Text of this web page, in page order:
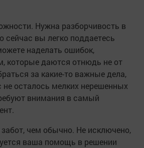
Нужна разборчивость в
сейчас вы легко поддаетесь
наделать ошибок,
которые даются отнюдь не от
за какие-то важные дела,
не осталось мелких нерешенных
внимания в самый
чем обычно. Не исключено,
ваша помощь в решении